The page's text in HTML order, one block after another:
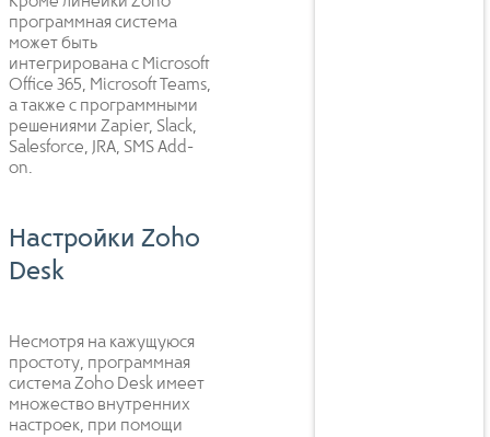
программная система
может быть
интегрирована с Microsoft
Office 365, Microsoft Teams,
а также с программными
решениями Zapier, Slack,
Salesforce, JRA, SMS Add-
on.
Настройки Zoho
Desk
Несмотря на кажущуюся
простоту, программная
система Zoho Desk имеет
множество внутренних
настроек, при помощи